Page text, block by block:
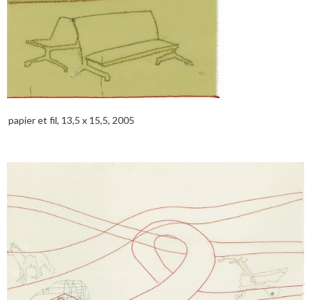
papier et fil, 13,5 x 15,5, 2005